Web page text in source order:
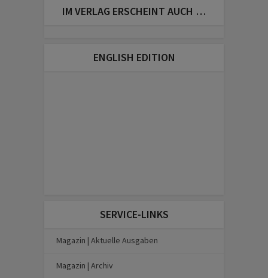
IM VERLAG ERSCHEINT AUCH …
ENGLISH EDITION
SERVICE-LINKS
Magazin | Aktuelle Ausgaben
Magazin | Archiv